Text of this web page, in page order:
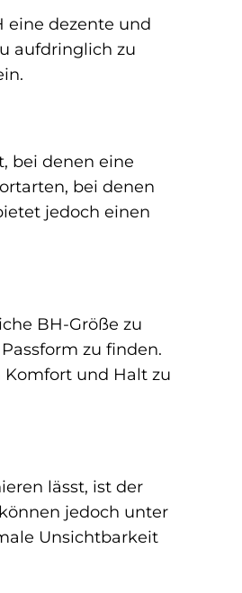
eine dezente und
aufdringlich zu
bei denen eine
bei denen
jedoch einen
BH-Größe zu
zu finden.
und Halt zu
lässt, ist der
jedoch unter
Unsichtbarkeit